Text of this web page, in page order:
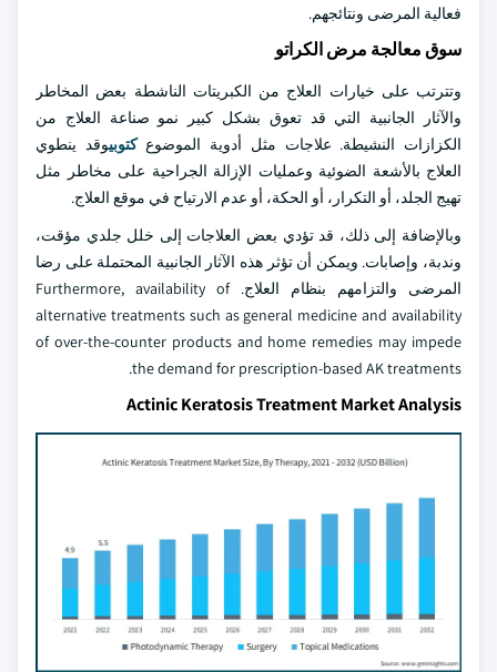
فعالية المرضى ونتائجهم.
سوق معالجة مرض الكراتو
وتترتب على خيارات العلاج من الكبريتات الناشطة بعض المخاطر
والآثار الجانبية التي قد تعوق بشكل كبير نمو صناعة العلاج من
الكزازات النشيطة. علاجات مثل أدوية الموضوعكتوبيوقد ينطوي
العلاج بالأشعة الضوئية وعمليات الإزالة الجراحية على مخاطر مثل
تهيج الجلد، أو التكرار، أو الحكة، أو عدم الارتياح في موقع العلاج.
وبالإضافة إلى ذلك، قد تؤدي بعض العلاجات إلى خلل جلدي مؤقت،
وندبة، وإصابات. ويمكن أن تؤثر هذه الآثار الجانبية المحتملة على رضا
المرضى والتزامهم بنظام العلاج. Furthermore, availability of
alternative treatments such as general medicine and availability
of over-the-counter products and home remedies may impede
the demand for prescription-based AK treatments.
Actinic Keratosis Treatment Market Analysis